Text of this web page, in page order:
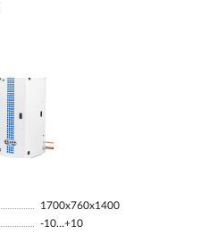
1700х760х1400
-10…+10